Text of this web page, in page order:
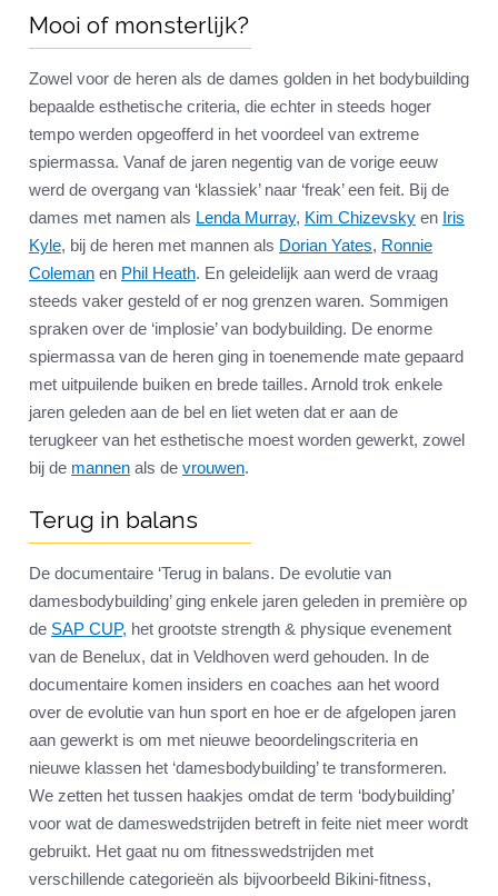
Mooi of monsterlijk?
Zowel voor de heren als de dames golden in het bodybuilding
bepaalde esthetische criteria, die echter in steeds hoger
tempo werden opgeofferd in het voordeel van extreme
spiermassa. Vanaf de jaren negentig van de vorige eeuw
werd de overgang van ‘klassiek’ naar ‘freak’ een feit. Bij de
dames met namen als Lenda Murray, Kim Chizevsky en Iris
Kyle, bij de heren met mannen als Dorian Yates, Ronnie
Coleman en Phil Heath. En geleidelijk aan werd de vraag
steeds vaker gesteld of er nog grenzen waren. Sommigen
spraken over de ‘implosie’ van bodybuilding. De enorme
spiermassa van de heren ging in toenemende mate gepaard
met uitpuilende buiken en brede tailles. Arnold trok enkele
jaren geleden aan de bel en liet weten dat er aan de
terugkeer van het esthetische moest worden gewerkt, zowel
bij de mannen als de vrouwen.
Terug in balans
De documentaire ‘Terug in balans. De evolutie van
damesbodybuilding’ ging enkele jaren geleden in première op
de SAP CUP, het grootste strength & physique evenement
van de Benelux, dat in Veldhoven werd gehouden. In de
documentaire komen insiders en coaches aan het woord
over de evolutie van hun sport en hoe er de afgelopen jaren
aan gewerkt is om met nieuwe beoordelingscriteria en
nieuwe klassen het ‘damesbodybuilding’ te transformeren.
We zetten het tussen haakjes omdat de term ‘bodybuilding’
voor wat de dameswedstrijden betreft in feite niet meer wordt
gebruikt. Het gaat nu om fitnesswedstrijden met
verschillende categorieën als bijvoorbeeld Bikini-fitness,